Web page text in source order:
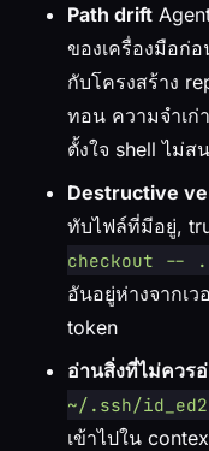
Path drift
ของเครื่องมือก่
กับโครงสร้าง
ทอน ความจำเ
ตั้งใจ shell ไม่สน
Destructive
ทับไฟล์ที่มีอยู่,
checkout -- .
อันอยู่ห่างจากเ
token
อ่านสิ่งที่ไม่ควร
~/.ssh/
เข้าไปใน